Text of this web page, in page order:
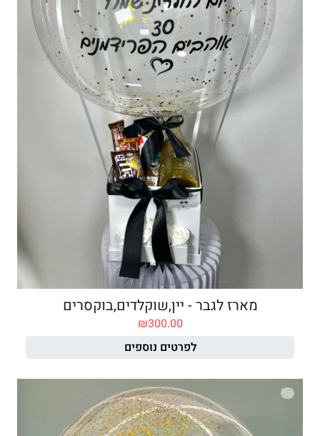
מארז לגבר - יין,שוקלדים,בוקסרים
₪300.00
לפרטים נוספים